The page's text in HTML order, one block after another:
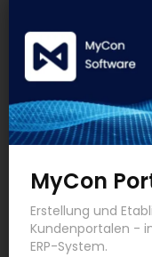
MyCon
Erstellung und
Kundenportalen -
ERP-System.